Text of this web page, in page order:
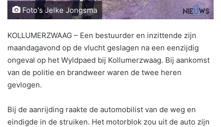
Foto's Jelke Jongsma
KOLLUMERZWAAG – Een bestuurder en inzittende zijn
maandagavond op de vlucht geslagen na een eenzijdig
ongeval op het Wyldpaed bij Kollumerzwaag. Bij aankomst
van de politie en brandweer waren de twee heren
gevlogen.
Bij de aanrijding raakte de automobilist van de weg en
eindigde in de struiken. Het motorblok zou uit de auto zijn